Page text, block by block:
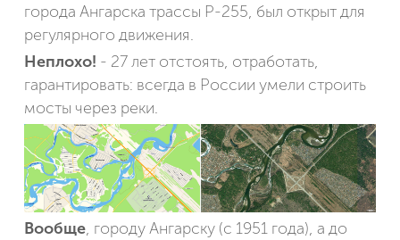
города Ангарска трассы Р-255, был открыт для
регулярного движения.
Неплохо! - 27 лет отстоять, отработать,
гарантировать: всегда в России умели строить
моcты через реки.
Вообще, городу Ангарску (с 1951 года), а до